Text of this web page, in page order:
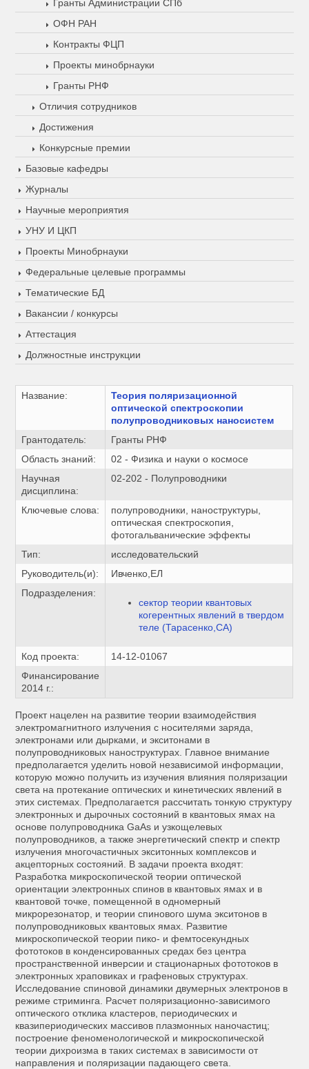
Гранты Администрации СПб
ОФН РАН
Контракты ФЦП
Проекты минобрнауки
Гранты РНФ
Отличия сотрудников
Достижения
Конкурсные премии
Базовые кафедры
Журналы
Научные мероприятия
УНУ И ЦКП
Проекты Минобрнауки
Федеральные целевые программы
Тематические БД
Вакансии / конкурсы
Аттестация
Должностные инструкции
Название:
Теория поляризационной
оптической спектроскопии
полупроводниковых наносистем
Грантодатель:
Гранты РНФ
Область знаний:
02 - Физика и науки о космосе
Научная
дисциплина:
02-202 - Полупроводники
Ключевые слова:
полупроводники, наноструктуры,
оптическая спектроскопия,
фотогальванические эффекты
Тип:
исследовательский
Руководитель(и):
Ивченко,ЕЛ
Подразделения:
сектор теории квантовых
когерентных явлений в твердом
теле (Тарасенко,СА)
Код проекта:
14-12-01067
Финансирование
2014 г.:
Проект нацелен на развитие теории взаимодействия
электромагнитного излучения с носителями заряда,
электронами или дырками, и экситонами в
полупроводниковых наноструктурах. Главное внимание
предполагается уделить новой независимой информации,
которую можно получить из изучения влияния поляризации
света на протекание оптических и кинетических явлений в
этих системах. Предполагается рассчитать тонкую структуру
электронных и дырочных состояний в квантовых ямах на
основе полупроводника GaAs и узкощелевых
полупроводников, а также энергетический спектр и спектр
излучения многочастичных экситонных комплексов и
акцепторных состояний. В задачи проекта входят:
Разработка микроскопической теории оптической
ориентации электронных спинов в квантовых ямах и в
квантовой точке, помещенной в одномерный
микрорезонатор, и теории спинового шума экситонов в
полупроводниковых квантовых ямах. Развитие
микроскопической теории пико- и фемтосекундных
фототоков в конденсированных средах без центра
пространственной инверсии и стационарных фототоков в
электронных храповиках и графеновых структурах.
Исследование спиновой динамики двумерных электронов в
режиме стриминга. Расчет поляризационно-зависимого
оптического отклика кластеров, периодических и
квазипериодических массивов плазмонных наночастиц;
построение феноменологической и микроскопической
теории дихроизма в таких системах в зависимости от
направления и поляризации падающего света.